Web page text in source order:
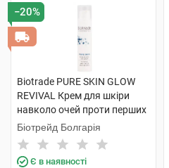
−20%
Biotrade PURE SKIN GLOW
REVIVAL Крем для шкіри
навколо очей проти перших
ознак старіння і темних кіл
15 мл 1 флакон
Біотрейд Болгарія
Є в наявності